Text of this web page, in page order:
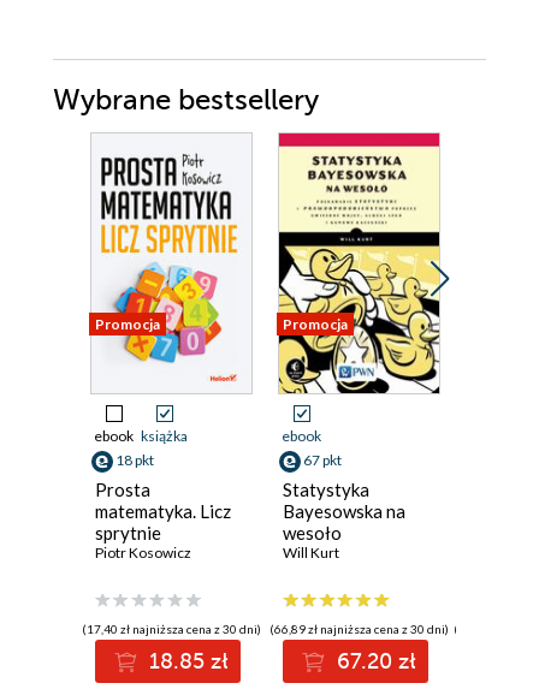
Wybrane bestsellery
Promocja
ebook książka
18 pkt
Prosta
matematyka. Licz
sprytnie
Piotr Kosowicz
(17,40 zł najniższa cena z 30 dni)
18.85 zł
Promocja
ebook
67 pkt
Statystyka
Bayesowska na
wesoło
Will Kurt
(66,89 zł najniższa cena z 30 dni)
67.20 zł
(149,00 zł